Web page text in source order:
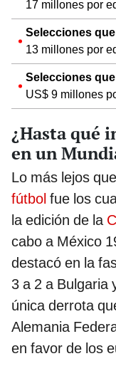
17 millones por
Selecciones
13 millones por
Selecciones
US$ 9 millones
¿Hasta qué
en un
Lo más lejos que
fútbol fue los
la edición de la
cabo a México
destacó en la
3 a 2 a Bulgaria
única derrota
Alemania
en favor de los